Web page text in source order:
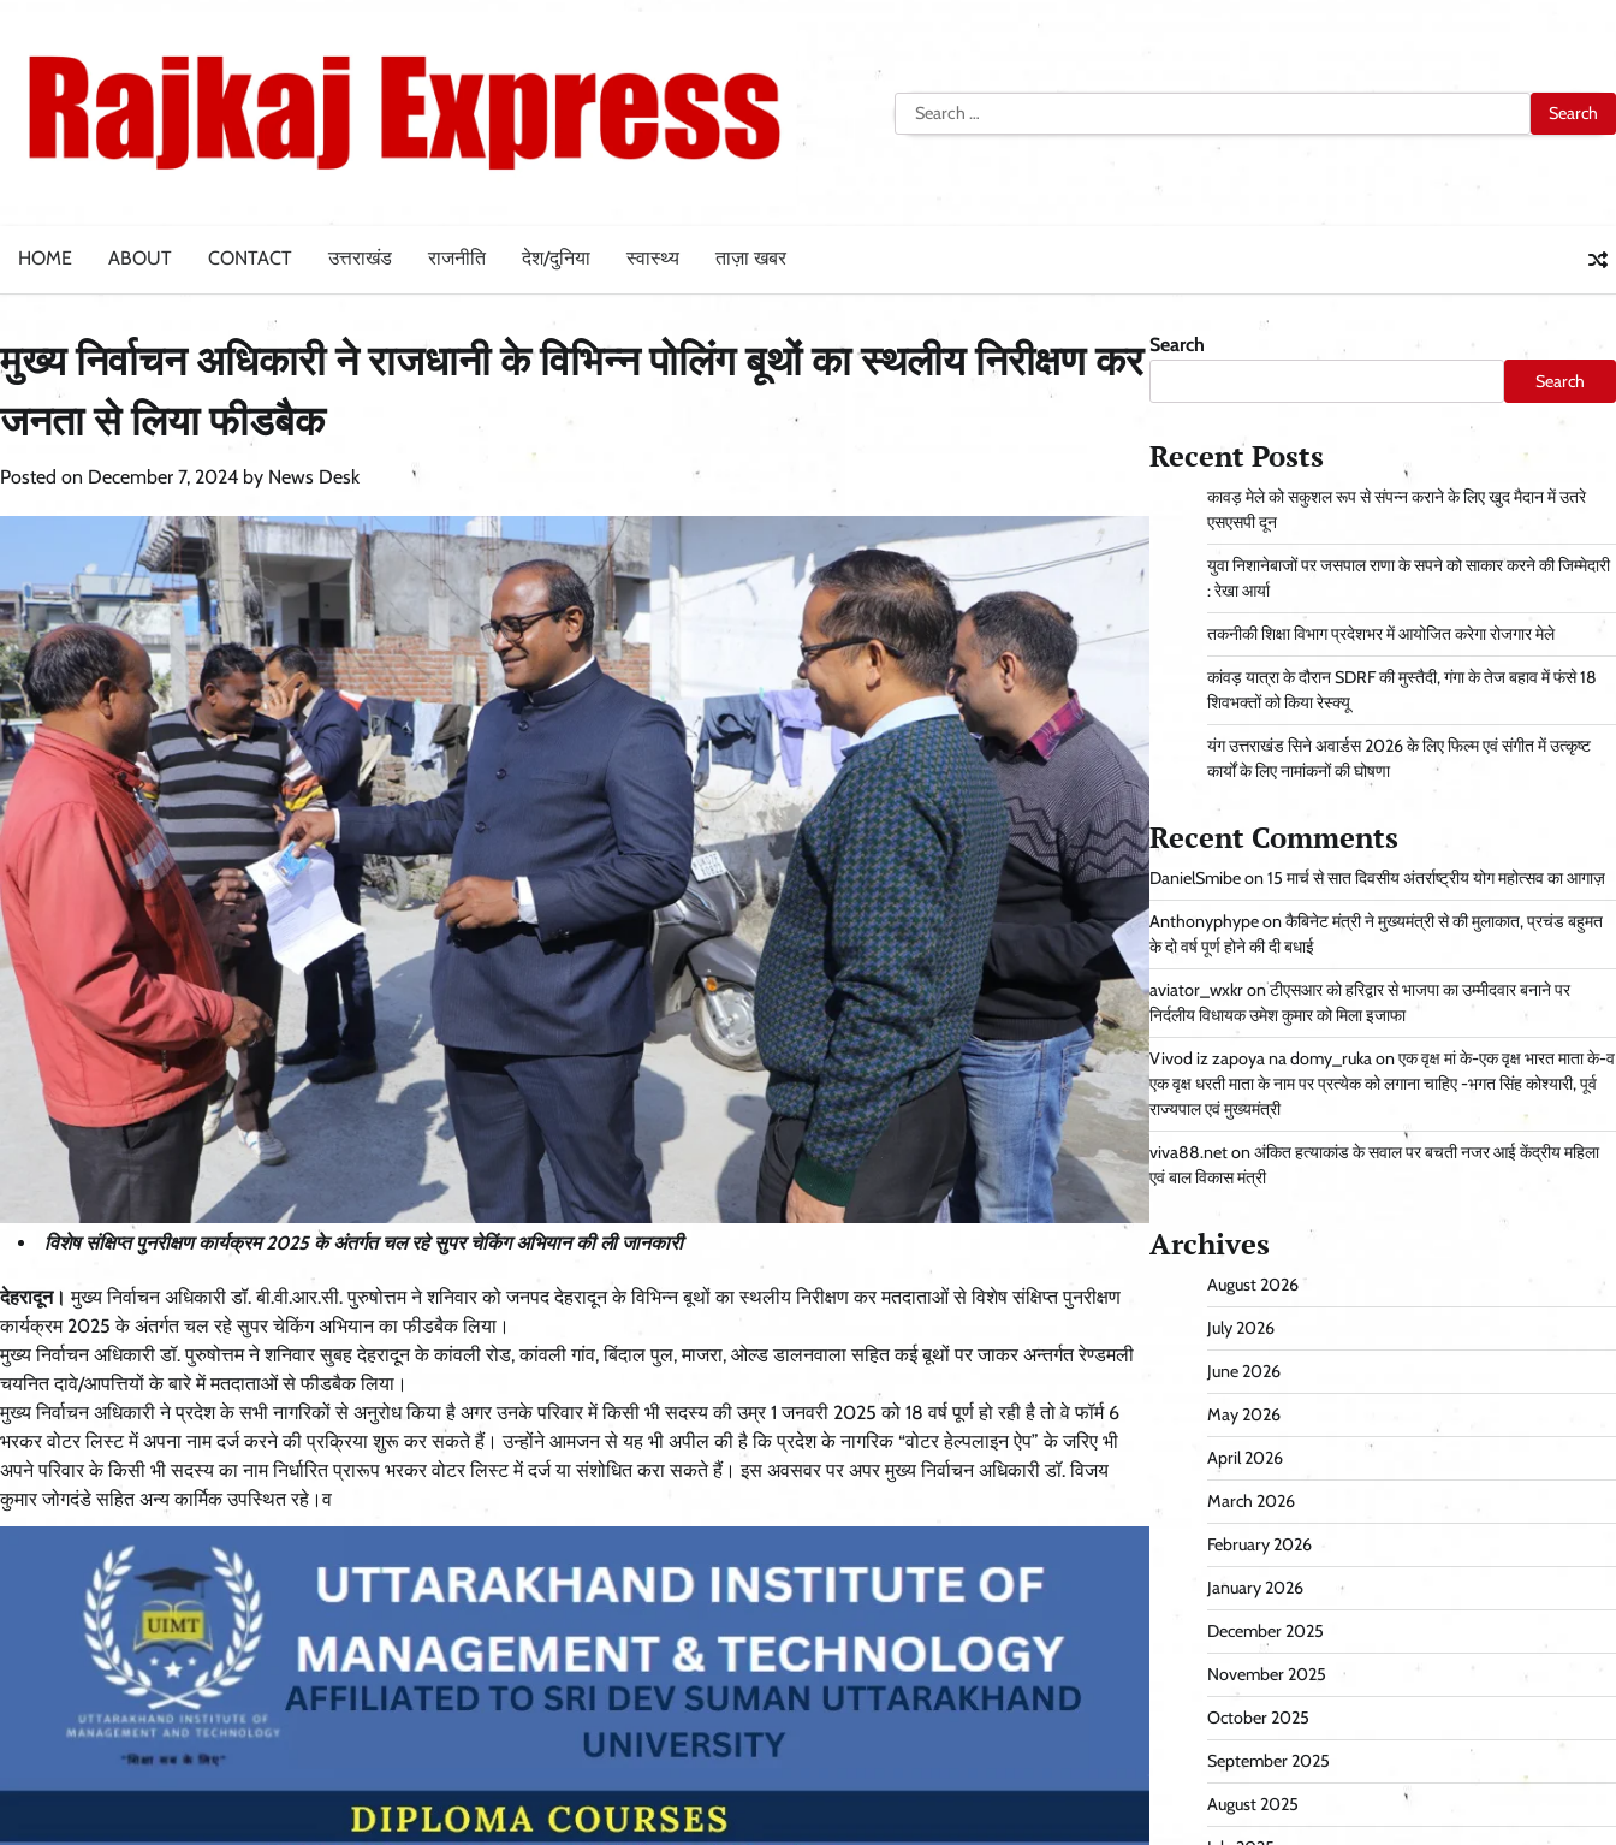
content
Search
for:
HOME ABOUT CONTACT उत्तराखंड राजनीति देश/दुनिया स्वास्थ्य ताज़ा खबर
मुख्य निर्वाचन अधिकारी ने राजधानी के विभिन्न पोलिंग बूथों का स्थलीय निरीक्षण कर
जनता से लिया फीडबैक
Posted on December 7, 2024 by News Desk
विशेष संक्षिप्त पुनरीक्षण कार्यक्रम 2025 के अंतर्गत चल रहे सुपर चेकिंग अभियान की ली जानकारी
देहरादून। मुख्य निर्वाचन अधिकारी डॉ. बी.वी.आर.सी. पुरुषोत्तम ने शनिवार को जनपद देहरादून के विभिन्न बूथों का स्थलीय निरीक्षण कर मतदाताओं से विशेष संक्षिप्त पुनरीक्षण
कार्यक्रम 2025 के अंतर्गत चल रहे सुपर चेकिंग अभियान का फीडबैक लिया।
मुख्य निर्वाचन अधिकारी डॉ. पुरुषोत्तम ने शनिवार सुबह देहरादून के कांवली रोड, कांवली गांव, बिंदाल पुल, माजरा, ओल्ड डालनवाला सहित कई बूथों पर जाकर अन्तर्गत रेण्डमली
चयनित दावे/आपत्तियों के बारे में मतदाताओं से फीडबैक लिया।
मुख्य निर्वाचन अधिकारी ने प्रदेश के सभी नागरिकों से अनुरोध किया है अगर उनके परिवार में किसी भी सदस्य की उम्र 1 जनवरी 2025 को 18 वर्ष पूर्ण हो रही है तो वे फॉर्म 6
भरकर वोटर लिस्ट में अपना नाम दर्ज करने की प्रक्रिया शुरू कर सकते हैं। उन्होंने आमजन से यह भी अपील की है कि प्रदेश के नागरिक “वोटर हेल्पलाइन ऐप” के जरिए भी
अपने परिवार के किसी भी सदस्य का नाम निर्धारित प्रारूप भरकर वोटर लिस्ट में दर्ज या संशोधित करा सकते हैं। इस अवसवर पर अपर मुख्य निर्वाचन अधिकारी डॉ. विजय
कुमार जोगदंडे सहित अन्य कार्मिक उपस्थित रहे।व
Search
Search
Recent Posts
कावड़ मेले को सकुशल रूप से संपन्न कराने के लिए खुद मैदान में उतरे
एसएसपी दून
युवा निशानेबाजों पर जसपाल राणा के सपने को साकार करने की जिम्मेदारी
: रेखा आर्या
तकनीकी शिक्षा विभाग प्रदेशभर में आयोजित करेगा रोजगार मेले
कांवड़ यात्रा के दौरान SDRF की मुस्तैदी, गंगा के तेज बहाव में फंसे 18
शिवभक्तों को किया रेस्क्यू
यंग उत्तराखंड सिने अवार्डस 2026 के लिए फिल्म एवं संगीत में उत्कृष्ट
कार्यों के लिए नामांकनों की घोषणा
Recent Comments
DanielSmibeon15 मार्च से सात दिवसीय अंतर्राष्ट्रीय योग महोत्सव का आगाज़
Anthonyphypeonकैबिनेट मंत्री ने मुख्यमंत्री से की मुलाकात, प्रचंड बहुमत
के दो वर्ष पूर्ण होने की दी बधाई
aviator_wxkronटीएसआर को हरिद्वार से भाजपा का उम्मीदवार बनाने पर
निर्दलीय विधायक उमेश कुमार को मिला इजाफा
Vivod iz zapoya na domy_rukaonएक वृक्ष मां के-एक वृक्ष भारत माता के-व
एक वृक्ष धरती माता के नाम पर प्रत्येक को लगाना चाहिए -भगत सिंह कोश्यारी, पूर्व
राज्यपाल एवं मुख्यमंत्री
viva88.netonअंकित हत्याकांड के सवाल पर बचती नजर आई केंद्रीय महिला
एवं बाल विकास मंत्री
Archives
August 2026
July 2026
June 2026
May 2026
April 2026
March 2026
February 2026
January 2026
December 2025
November 2025
October 2025
September 2025
August 2025